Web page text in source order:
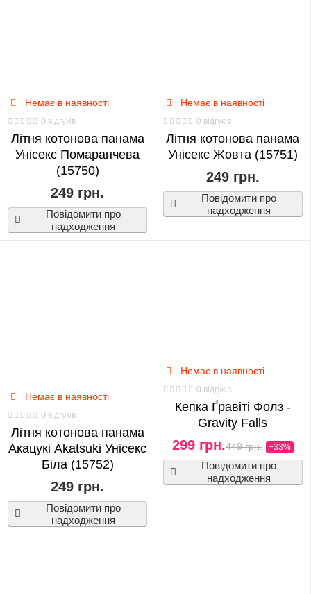
Немає в наявності
0 відгуків
Літня котонова панама
Унісекс Помаранчева
(15750)
249 грн.
Повідомити про
надходження
Немає в наявності
0 відгуків
Літня котонова панама
Унісекс Жовта (15751)
249 грн.
Повідомити про
надходження
Немає в наявності
0 відгуків
Літня котонова панама
Акацукі Akatsuki Унісекс
Біла (15752)
249 грн.
Повідомити про
надходження
Немає в наявності
0 відгуків
Кепка Ґравіті Фолз -
Gravity Falls
299 грн.449 грн. −33%
Повідомити про
надходження